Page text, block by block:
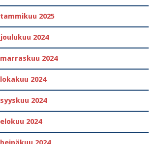
tammikuu 2025
joulukuu 2024
marraskuu 2024
lokakuu 2024
syyskuu 2024
elokuu 2024